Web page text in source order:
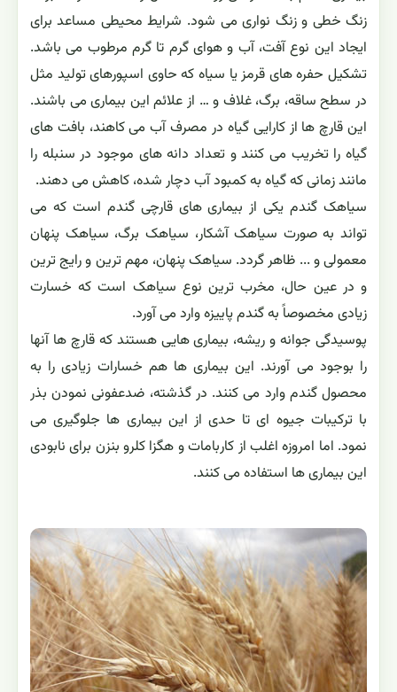
زنگ خطی و زنگ نواری می شود. شرایط محیطی مساعد برای
ایجاد این نوع آفت، آب و هوای گرم تا گرم مرطوب می باشد.
تشکیل حفره های قرمز یا سیاه که حاوی اسپورهای تولید مثل
در سطح ساقه، برگ، غلاف و … از علائم این بیماری می باشند.
این قارچ ها از کارایی گیاه در مصرف آب می کاهند، بافت های
گیاه را تخریب می کنند و تعداد دانه های موجود در سنبله را
مانند زمانی که گیاه به کمبود آب دچار شده، کاهش می دهند.
سیاهک گندم یکی از بیماری های قارچی گندم است که می
تواند به صورت سیاهک آشکار، سیاهک برگ، سیاهک پنهان
معمولی و ... ظاهر گردد. سیاهک پنهان، مهم ترین و رایج ترین
و در عین حال، مخرب ترین نوع سیاهک است که خسارت
زیادی مخصوصاً به گندم پاییزه وارد می آورد.
پوسیدگی جوانه و ریشه، بیماری هایی هستند که قارچ ها آنها
را بوجود می آورند. این بیماری ها هم خسارات زیادی را به
محصول گندم وارد می کنند. در گذشته، ضدعفونی نمودن بذر
با ترکیبات جیوه ای تا حدی از این بیماری ها جلوگیری می
نمود. اما امروزه اغلب از کاربامات و هگزا کلرو بنزن برای نابودی
این بیماری ها استفاده می کنند.